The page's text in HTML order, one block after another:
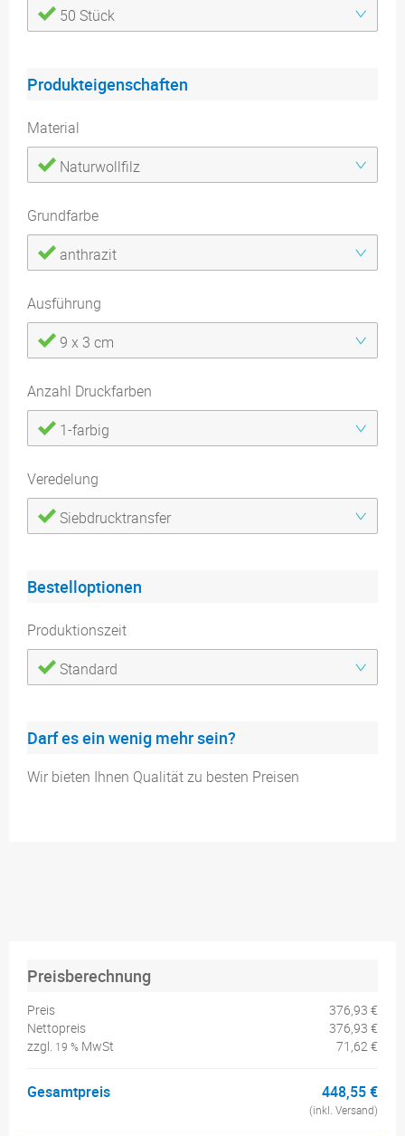
50 Stück
Produkteigenschaften
Material
Naturwollfilz
Grundfarbe
anthrazit
Ausführung
9 x 3 cm
Anzahl Druckfarben
1-farbig
Veredelung
Siebdrucktransfer
Bestelloptionen
Produktionszeit
Standard
Darf es ein wenig mehr sein?
Wir bieten Ihnen Qualität zu besten Preisen
Preisberechnung
Preis
376,93 €
Nettopreis
376,93 €
zzgl. 19 % MwSt 71,62 €
Gesamtpreis 448,55 €
(inkl. Versand)